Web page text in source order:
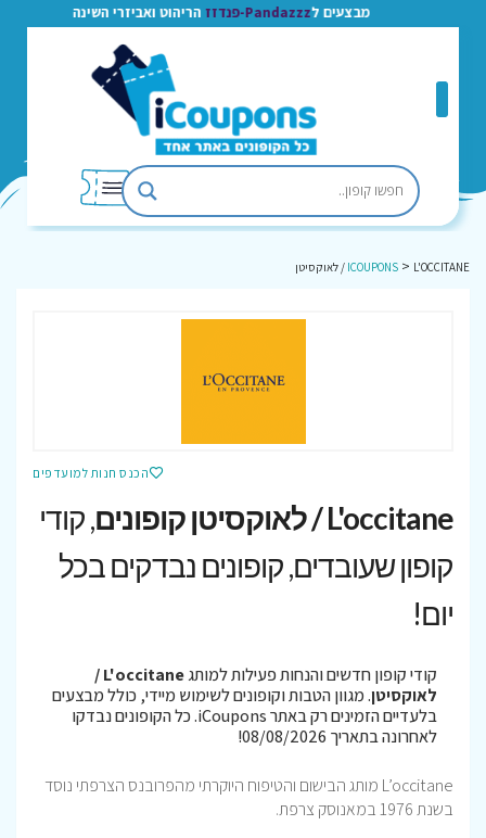
מבצעים ל Pandazzz-פנדזז הריהוט ואביזרי השינה
ICOUPONS > L'OCCITANE / לאוקסיטן
הכנס חנות למועדפים
L'occitane / לאוקסיטן קופונים
, קודי
קופון שעובדים, קופונים נבדקים בכל
יום!
קודי קופון חדשים והנחות פעילות למותג
L'occitane /
לאוקסיטן. מגוון הטבות וקופונים לשימוש מיידי, כולל מבצעים
בלעדיים הזמינים רק באתר iCoupons. כל הקופונים נבדקו
לאחרונה בתאריך 08/08/2026!
L’occitane מותג הבישום והטיפוח היוקרתי מהפרובנס הצרפתי נוסד
בשנת 1976 במאנוסק צרפת.